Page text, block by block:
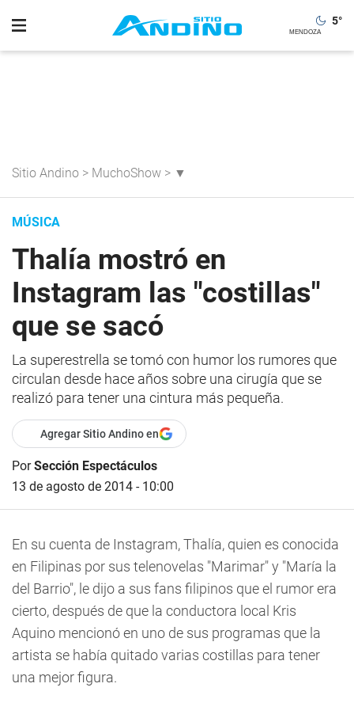
5°
Sitio Andino > MuchoShow > ▼
MÚSICA
Thalía mostró en
Instagram las "costillas"
que se sacó
La superestrella se tomó con humor los rumores que
circulan desde hace años sobre una cirugía que se
realizó para tener una cintura más pequeña.
Agregar Sitio Andino en
PorSección Espectáculos
13 de agosto de 2014 - 10:00
En su cuenta de Instagram, Thalía, quien es conocida
en Filipinas por sus telenovelas "Marimar" y "María la
del Barrio", le dijo a sus fans filipinos que el rumor era
cierto, después de que la conductora local Kris
Aquino mencionó en uno de sus programas que la
artista se había quitado varias costillas para tener
una mejor figura.